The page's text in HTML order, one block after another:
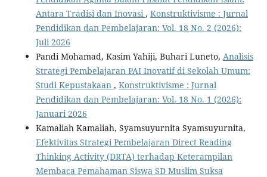
Antara Tradisi dan Inovasi, Konstruktivisme : Jurnal
Pendidikan dan Pembelajaran: Vol. 18 No. 2 (2026):
Juli 2026
Pandi Mohamad, Kasim Yahiji, Buhari Luneto, Analisis
Strategi Pembelajaran PAI Inovatif di Sekolah Umum:
Studi Kepustakaan , Konstruktivisme : Jurnal
Pendidikan dan Pembelajaran: Vol. 18 No. 1 (2026):
Januari 2026
Kamaliah Kamaliah, Syamsuyurnita Syamsuyurnita,
Efektivitas Strategi Pembelajaran Direct Reading
Thinking Activity (DRTA) terhadap Keterampilan
Membaca Pemahaman Siswa SD Muslim Suksa